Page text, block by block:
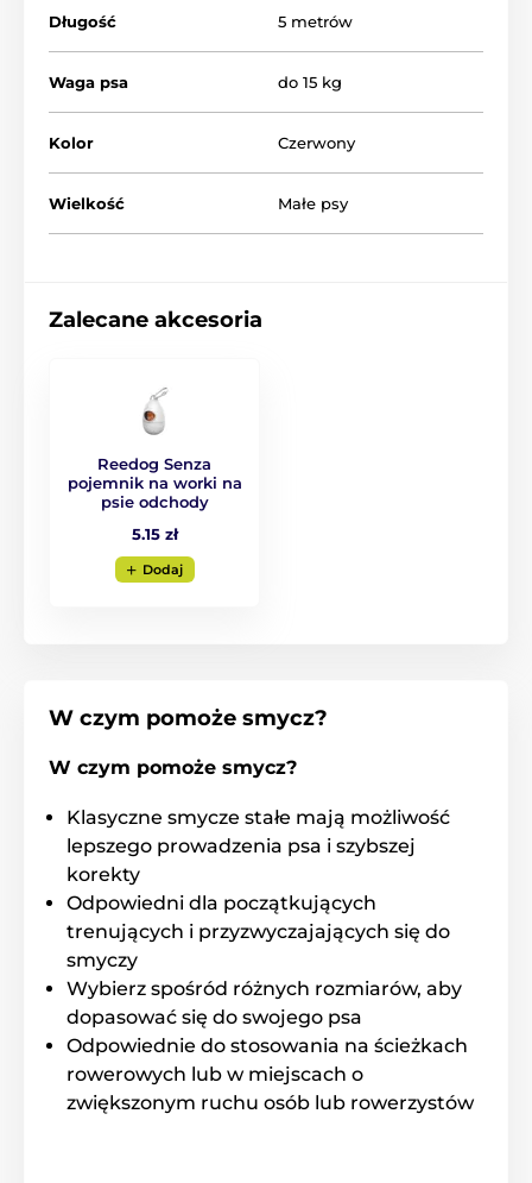
Senza Basic
Taśma przeciwko zaplątaniu
3 tryby zatrzymywania
Płynne zwijanie taśmy
Super wytrzymała taśma
Ergonomiczny kształt uchwytu
Stylowy wygląd
Rasa:border collie, shar pei, owczarek australijski,
Długość 5 metrów
Waga psa do 15 kg
Kolor Czerwony
Wielkość Małe psy
Zalecane akcesoria
Reedog Senza
pojemnik na worki na
psie odchody
5.15 zł
Dodaj
W czym pomoże smycz?
W czym pomoże smycz?
Klasyczne smycze stałe mają możliwość
lepszego prowadzenia psa i szybszej
korekty
Odpowiedni dla początkujących
trenujących i przyzwyczajających się do
smyczy
Wybierz spośród różnych rozmiarów, aby
dopasować się do swojego psa
Odpowiednie do stosowania na ścieżkach
rowerowych lub w miejscach o
zwiększonym ruchu osób lub rowerzystów